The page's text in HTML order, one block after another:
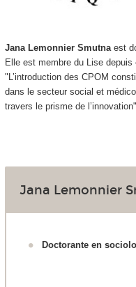
Jana Lemonnier Smutna est
Elle est membre du Lise
"L’introduction des CPOM
dans le secteur social et
travers le prisme de l’innovation"
Jana Lemonnier
Doctorante en